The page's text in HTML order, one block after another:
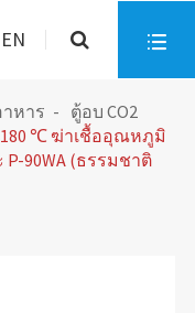
EN 
หาร
ตู้อบ CO2
℃ ฆ่าเชื้ออุณหภูมิ
90WA (ธรรมชาติ